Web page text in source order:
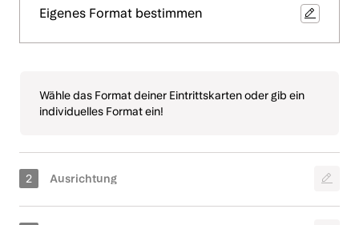
Eigenes Format bestimmen
Wähle das Format deiner Eintrittskarten oder gib ein
individuelles Format ein!